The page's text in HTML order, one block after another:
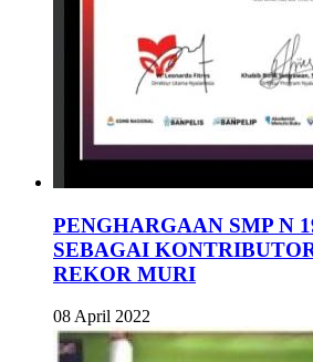
PENGHARGAAN SMP N
SEBAGAI
REKOR MURI
08 April 2022